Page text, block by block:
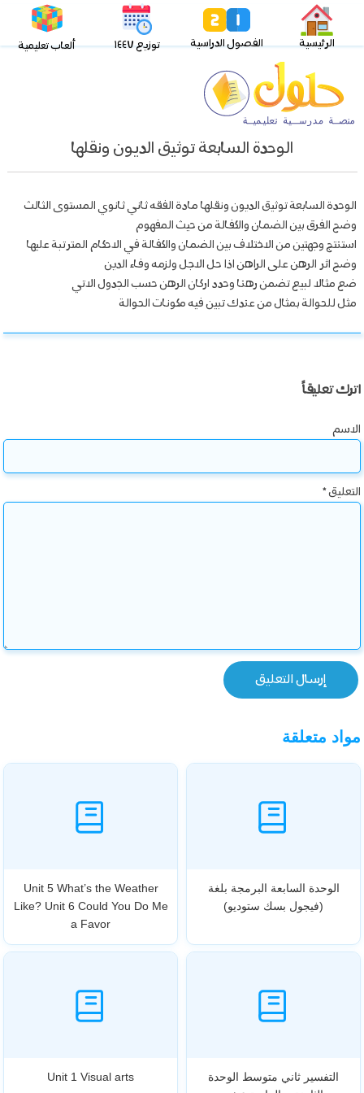
الرئيسية الفصول الدراسية توزيع ١٤٤٧ ألعاب تعليمية
الوحدة السابعة توثيق الديون ونقلها
الوحدة السابعة توثيق الديون ونقلها مادة الفقه ثاني ثانوي المستوى الثالث
وضح الفرق بين الضمان والكفالة من حيث المفهوم
استنتج وجهتين من الاختلاف بين الضمان والكفالة في الاحكام المترتبة عليها
وضح اثر الرهن على الراهن اذا حل الاجل ولزمه وفاء الدين
ضع مثالا لبيع تضمن رهنا وحدد اركان الرهن حسب الجدول الاتي
مثل للحوالة بمثال من عندك تبين فيه مكونات الحوالة
اترك تعليقاً
الاسم
التعليق*
مواد متعلقة
الوحدة السابعة البرمجة بلغة
(فيجول بسك ستوديو)
Unit 5 What’s the Weather
Like? Unit 6 Could You Do Me
a Favor
التفسير ثاني متوسط الوحدة
Unit 1 Visual arts